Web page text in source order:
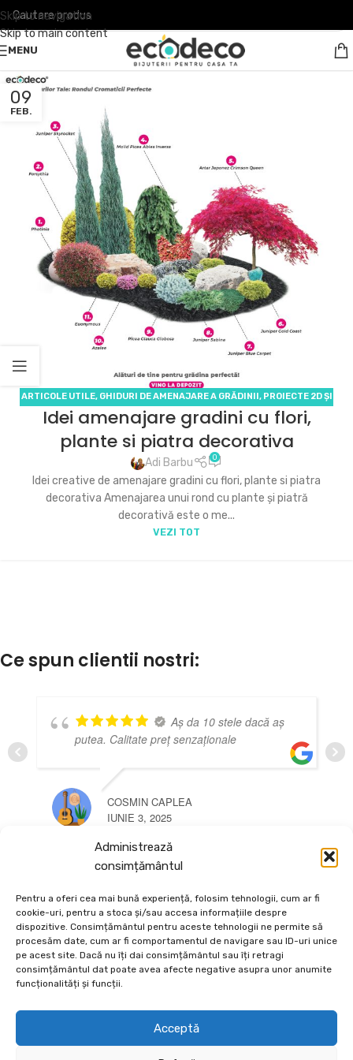
Administrează
consimțământul
Pentru a oferi cea mai bună experiență, folosim tehnologii, cum ar fi
cookie-uri, pentru a stoca și/sau accesa informațiile despre
dispozitive. Consimțământul pentru aceste tehnologii ne permite să
procesăm date, cum ar fi comportamentul de navigare sau ID-uri unice
pe acest site. Dacă nu îți dai consimțământul sau îți retragi
consimțământul dat poate avea afecte negative asupra unor anumite
funcționalități și funcții.
Acceptă
Skip to navigation
Skip to main content
MENU
09
FEB.
ARTICOLE UTILE, GHIDURI DE AMENAJARE A GRĂDINII , PROIECTE 2D ȘI
3D, SERVICII ECODECO
Idei amenajare gradini cu flori,
plante si piatra decorativa
Adi Barbu 0
Idei creative de amenajare gradini cu flori, plante si piatra
decorativa Amenajarea unui rond cu plante și piatră
decorativă este o me...
VEZI TOT
Ce spun clientii nostri:
Aș da 10 stele dacă aș
putea. Calitate preț senzaționale
COSMIN CAPLEA
IUNIE 3, 2025
Depozit En-Gross și En-Detail
Piatră Decorativă și Plante Ornamentale
Preturi accesibile, calitate si diversitate.
DE 70, vis-a-vis de Termo Ișalnița, Craiova, Dolj, Romania